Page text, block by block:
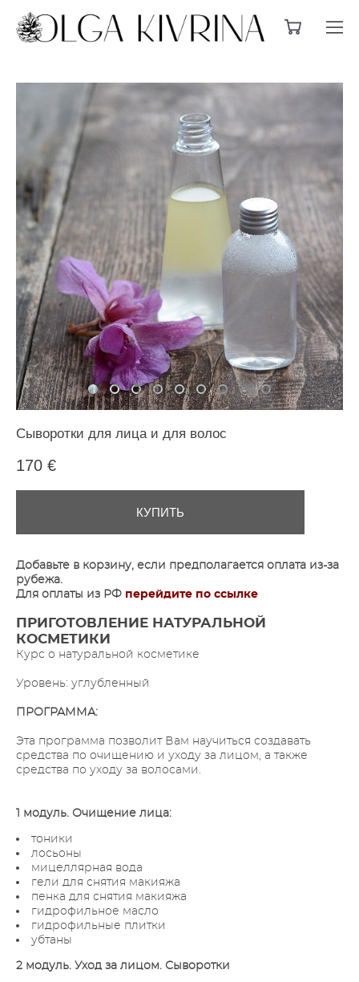
Сыворотки для лица и для волос
170 €
КУПИТЬ
Добавьте в корзину, если предполагается оплата из-за
рубежа.
Для оплаты из РФ перейдите по ссылке
ПРИГОТОВЛЕНИЕ НАТУРАЛЬНОЙ
КОСМЕТИКИ
Курс о натуральной косметике
Уровень: углубленный
ПРОГРАММА:
Эта программа позволит Вам научиться создавать
средства по очищению и уходу за лицом, а также
средства по уходу за волосами.
1 модуль. Очищение лица:
тоники
лосьоны
мицеллярная вода
гели для снятия макияжа
пенка для снятия макияжа
гидрофильное масло
гидрофильные плитки
убтаны
2 модуль. Уход за лицом. Сыворотки